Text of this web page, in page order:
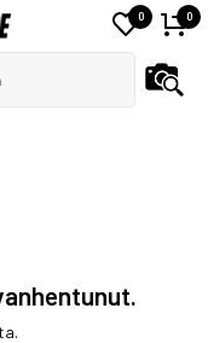
0 0